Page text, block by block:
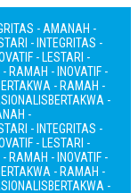
- AMANAH -
- INTEGRITAS -
- LESTARI -
- RAMAH - INOVATIF -
- RAMAH -
BERTAKWA -
-
- INTEGRITAS -
- LESTARI -
- RAMAH - INOVATIF -
- RAMAH -
BERTAKWA -